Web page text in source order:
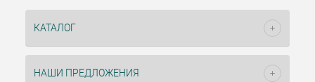
КАТАЛОГ
НАШИ ПРЕДЛОЖЕНИЯ